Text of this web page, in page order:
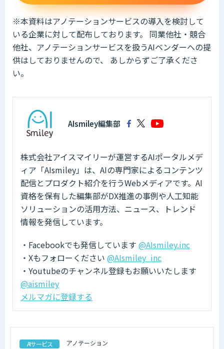
※本資料はアノテーションサービスの導入を検討して
いる企業に対して配布しております。 同業他社・競合
他社、アノテーションサービスを扱うAIベンダーへの提
供はしておりませんので、 あしからずご了承くださ
い。
AIsmiley編集部
株式会社アイスマイリーが運営するAIポータルメデ
ィア「AIsmiley」は、AIの専門家によるコンテンツ
配信とプロダクト紹介を行うWebメディアです。AI
資格を保有した編集部がDX推進の事例や人工知能
ソリューションの活用方法、ニュース、トレンド
情報を発信しています。
・Facebookでも発信しています @AIsmiley.inc
・Xもフォローください @AIsmiley_inc
・Youtubeのチャンネル登録もお願いいたします
@aismiley
メルマガに登録する
AIサービス アノテーション